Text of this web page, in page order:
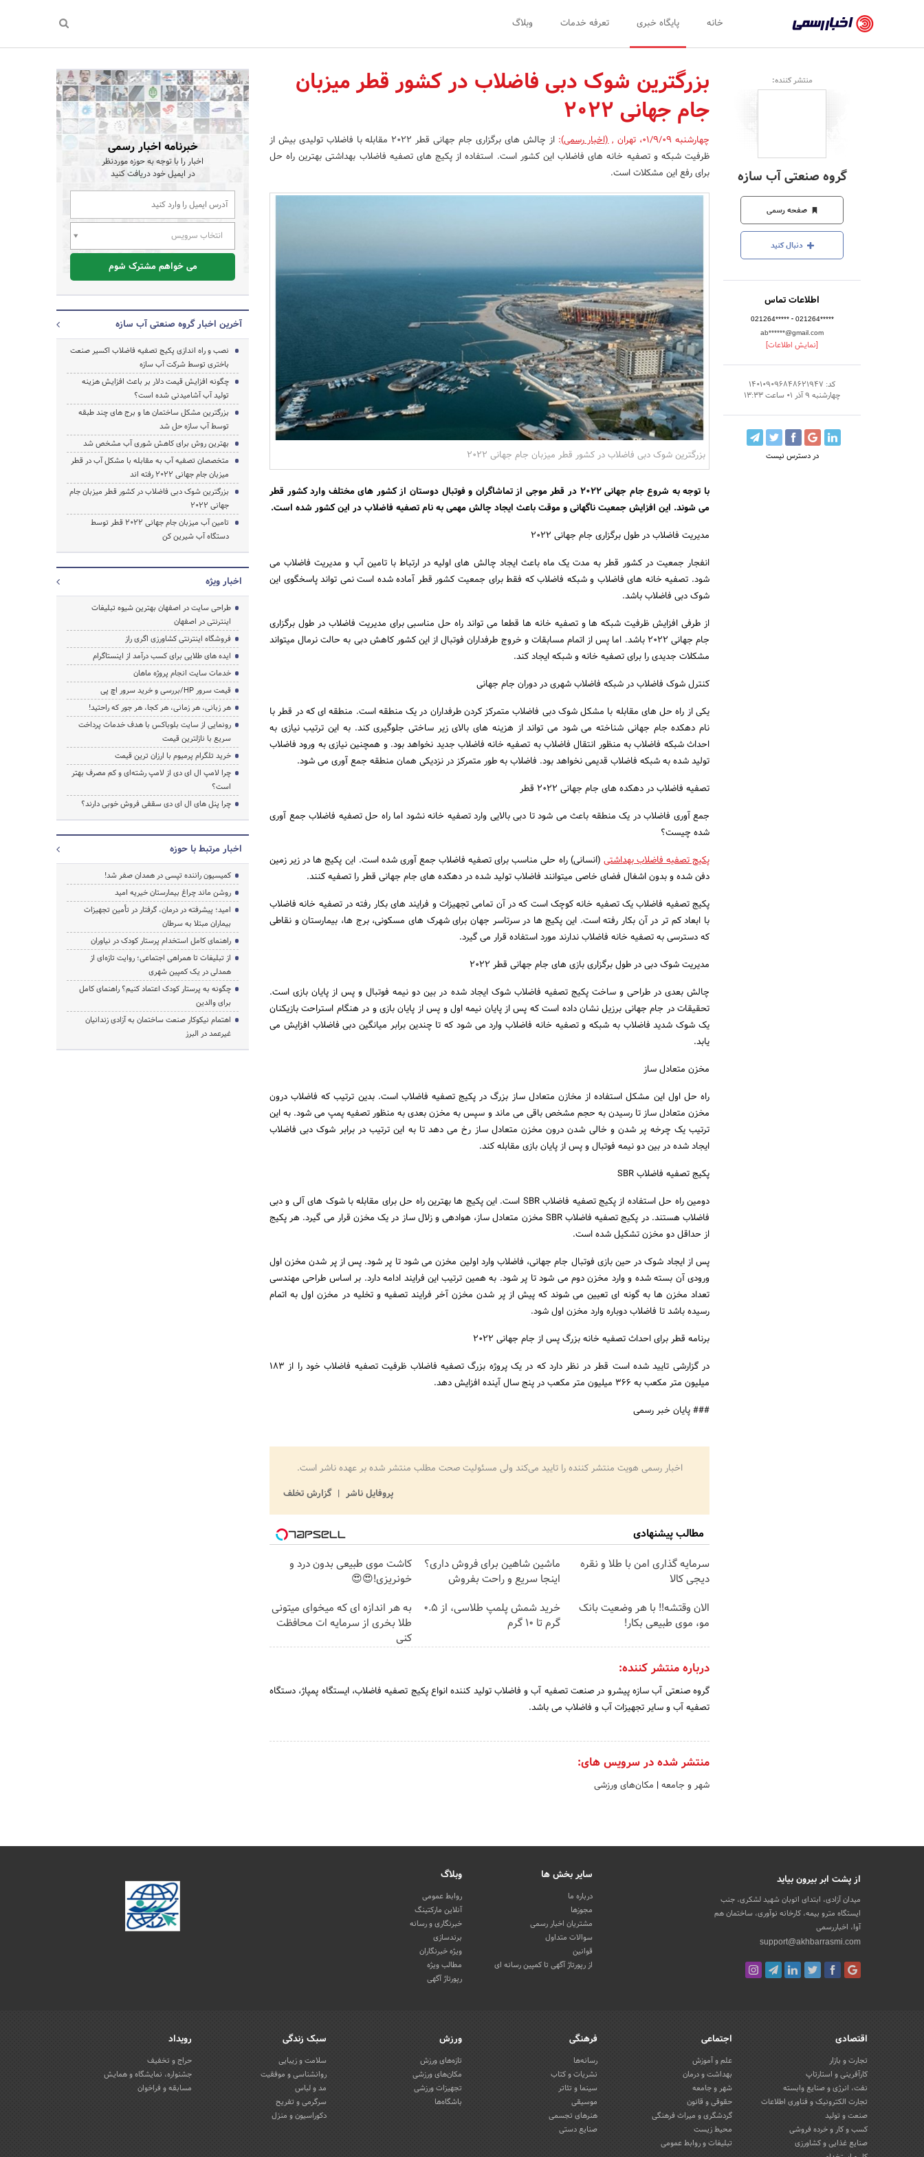
رسمی
-
اخبار
شرکت‌ها،
سازمان‌ها
و
روابط
عمومی‌ها
خانه پایگاه خبری تعرفه خدمات وبلاگ
جستجو
منتشر کننده:
گروه صنعتی آب سازه
صفحه رسمی
دنبال کنید
اطلاعات تماس
021264***** - 021264*****
ab******@gmail.com
[نمایش اطلاعات]
کد: 140109096848621947
چهارشنبه 9 آذر 01 ساعت 13:33
در دسترس نیست
بزرگترین شوک دبی فاضلاب در کشور قطر میزبان
جام جهانی 2022
چهارشنبه 01/9/09 ، تهران ,(اخبار رسمی):
از چالش های برگزاری جام جهانی قطر 2022 مقابله با فاضلاب تولیدی بیش از
ظرفیت شبکه و تصفیه خانه های فاضلاب این کشور است. استفاده از پکیج های تصفیه فاضلاب بهداشتی بهترین راه حل
برای رفع این مشکلات است.
بزرگترین شوک دبی فاضلاب در کشور قطر میزبان جام جهانی 2022
با توجه به شروع جام جهانی 2022 در قطر موجی از تماشاگران و فوتبال دوستان از کشور های مختلف وارد کشور قطر
می شوند. این افزایش جمعیت ناگهانی و موقت باعث ایجاد چالش مهمی به نام تصفیه فاضلاب در این کشور شده است.
مدیریت فاضلاب در طول برگزاری جام جهانی 2022
انفجار جمعیت در کشور قطر به مدت یک ماه باعث ایجاد چالش های اولیه در ارتباط با تامین آب و مدیریت فاضلاب می
شود. تصفیه خانه های فاضلاب و شبکه فاضلاب که فقط برای جمعیت کشور قطر آماده شده است نمی تواند پاسخگوی این
شوک دبی فاضلاب باشد.
از طرفی افزایش ظرفیت شبکه ها و تصفیه خانه ها قطعا می تواند راه حل مناسبی برای مدیریت فاضلاب در طول برگزاری
جام جهانی 2022 باشد. اما پس از اتمام مسابقات و خروج طرفداران فوتبال از این کشور کاهش دبی به حالت نرمال میتواند
مشکلات جدیدی را برای تصفیه خانه و شبکه ایجاد کند.
کنترل شوک فاضلاب در شبکه فاضلاب شهری در دوران جام جهانی
یکی از راه حل های مقابله با مشکل شوک دبی فاضلاب متمرکز کردن طرفداران در یک منطقه است. منطقه ای که در قطر با
نام دهکده جام جهانی شناخته می شود می تواند از هزینه های بالای زیر ساختی جلوگیری کند. به این ترتیب نیازی به
احداث شبکه فاضلاب به منظور انتقال فاضلاب به تصفیه خانه فاضلاب جدید نخواهد بود. و همچنین نیازی به ورود فاضلاب
تولید شده به شبکه فاضلاب قدیمی نخواهد بود. فاضلاب به طور متمرکز در نزدیکی همان منطقه جمع آوری می شود.
تصفیه فاضلاب در دهکده های جام جهانی 2022 قطر
جمع آوری فاضلاب در یک منطقه باعث می شود تا دبی بالایی وارد تصفیه خانه نشود اما راه حل تصفیه فاضلاب جمع آوری
شده چیست؟
پکیج تصفیه فاضلاب بهداشتی (انسانی) راه حلی مناسب برای تصفیه فاضلاب جمع آوری شده است. این پکیج ها در زیر زمین
دفن شده و بدون اشغال فضای خاصی میتوانند فاضلاب تولید شده در دهکده های جام جهانی قطر را تصفیه کنند.
پکیج تصفیه فاضلاب یک تصفیه خانه کوچک است که در آن تمامی تجهیزات و فرایند های بکار رفته در تصفیه خانه فاضلاب
با ابعاد کم تر در آن بکار رفته است. این پکیج ها در سرتاسر جهان برای شهرک های مسکونی، برج ها، بیمارستان و نقاطی
که دسترسی به تصفیه خانه فاضلاب ندارند مورد استفاده قرار می گیرد.
مدیریت شوک دبی در طول برگزاری بازی های جام جهانی قطر 2022
چالش بعدی در طراحی و ساخت پکیج تصفیه فاضلاب شوک ایجاد شده در بین دو نیمه فوتبال و پس از پایان بازی است.
تحقیقات در جام جهانی برزیل نشان داده است که پس از پایان نیمه اول و پس از پایان بازی و در هنگام استراحت بازیکنان
یک شوک شدید فاضلاب به شبکه و تصفیه خانه فاضلاب وارد می شود که تا چندین برابر میانگین دبی فاضلاب افزایش می
یابد.
مخزن متعادل ساز
راه حل اول این مشکل استفاده از مخازن متعادل ساز بزرگ در پکیج تصفیه فاضلاب است. بدین ترتیب که فاضلاب درون
مخزن متعادل ساز تا رسیدن به حجم مشخص باقی می ماند و سپس به مخزن بعدی به منظور تصفیه پمپ می شود. به این
ترتیب یک چرخه پر شدن و خالی شدن درون مخزن متعادل ساز رخ می دهد تا به این ترتیب در برابر شوک دبی فاضلاب
ایجاد شده در بین دو نیمه فوتبال و پس از پایان بازی مقابله کند.
پکیج تصفیه فاضلاب SBR
دومین راه حل استفاده از پکیج تصفیه فاضلاب SBR است. این پکیج ها بهترین راه حل برای مقابله با شوک های آلی و دبی
فاضلاب هستند. در پکیج تصفیه فاضلاب SBR مخزن متعادل ساز، هوادهی و زلال ساز در یک مخزن قرار می گیرد. هر پکیج
از حداقل دو مخزن تشکیل شده است.
پس از ایجاد شوک در حین بازی فوتبال جام جهانی، فاضلاب وارد اولین مخزن می شود تا پر شود. پس از پر شدن مخزن اول
ورودی آن بسته شده و وارد مخزن دوم می شود تا پر شود. به همین ترتیب این فرایند ادامه دارد. بر اساس طراحی مهندسی
تعداد مخزن ها به گونه ای تعیین می شوند که پیش از پر شدن مخزن آخر فرایند تصفیه و تخلیه در مخزن اول به اتمام
رسیده باشد تا فاضلاب دوباره وارد مخزن اول شود.
برنامه قطر برای احداث تصفیه خانه بزرگ پس از جام جهانی 2022
در گزارشی تایید شده است قطر در نظر دارد که در یک پروژه بزرگ تصفیه فاضلاب ظرفیت تصفیه فاضلاب خود را از 183
میلیون متر مکعب به 366 میلیون متر مکعب در پنج سال آینده افزایش دهد.
### پایان خبر رسمی
اخبار رسمی هویت منتشر کننده را تایید می‌کند ولی مسئولیت صحت مطلب منتشر شده بر عهده ناشر است.
پروفایل ناشر
گزارش تخلف
مطالب پیشنهادی
سرمایه گذاری امن با طلا و نقره
دیجی کالا
ماشین شاهین برای فروش داری؟
اینجا سریع و راحت بفروش
کاشت موی طبیعی بدون درد و
خونریزی!😍😍
الان وقتشه‼️ با هر وضعیت بانک
مو، موی طبیعی بکار!
خرید شمش پلمپ طلاسی، از ۰.۵
گرم تا ۱۰ گرم
به هر اندازه ای که میخوای میتونی
طلا بخری از سرمایه ات محافظت
کنی
درباره منتشر کننده:
گروه صنعتی آب سازه پیشرو در صنعت تصفیه آب و فاضلاب تولید کننده انواع پکیج تصفیه فاضلاب، ایستگاه پمپاژ، دستگاه
تصفیه آب و سایر تجهیزات آب و فاضلاب می باشد.
منتشر شده در سرویس های:
شهر و جامعه | مکان‌های ورزشی
خبرنامه اخبار رسمی
اخبار را با توجه به حوزه موردنظر
در ایمیل خود دریافت کنید
انتخاب سرویس
می خواهم مشترک شوم
آخرین اخبار گروه صنعتی آب سازه
نصب و راه اندازی پکیج تصفیه فاضلاب اکسیر صنعت
باختری توسط شرکت آب سازه
چگونه افزایش قیمت دلار بر باعث افزایش هزینه
تولید آب آشامیدنی شده است؟
بزرگترین مشکل ساختمان ها و برج های چند طبقه
توسط آب سازه حل شد
بهترین روش برای کاهش شوری آب مشخص شد
متخصصان تصفیه آب به مقابله با مشکل آب در قطر
میزبان جام جهانی 2022 رفته اند
بزرگترین شوک دبی فاضلاب در کشور قطر میزبان جام
جهانی 2022
تامین آب میزبان جام جهانی 2022 قطر توسط
دستگاه آب شیرین کن
اخبار ویژه
طراحی سایت در اصفهان بهترین شیوه تبلیغات
اینترنتی در اصفهان
فروشگاه اینترنتی کشاورزی اگری راز
ایده های طلایی برای کسب درآمد از اینستاگرام
خدمات سایت انجام پروژه ماهان
قیمت سرور HP/بررسی و خرید سرور اچ پی
هر زبانی، هر زمانی، هر کجا، هر جور که راحتید!
رونمایی از سایت بلوباکس با هدف خدمات پرداخت
سریع با نازلترین قیمت
خرید تلگرام پرمیوم با ارزان ترین قیمت
چرا لامپ ال ای دی از لامپ رشته‌ای و کم مصرف بهتر
است؟
چرا پنل های ال ای دی سقفی فروش خوبی دارند؟
اخبار مرتبط با حوزه
کمیسیون راننده تپسی در همدان صفر شد!
روشن ماند چراغ بیمارستان خیریه امید
امید؛ پیشرفته در درمان، گرفتار در تأمین تجهیزات
بیماران مبتلا به سرطان
راهنمای کامل استخدام پرستار کودک در نیاوران
از تبلیغات تا همراهی اجتماعی؛ روایت تازه‌ای از
همدلی در یک کمپین شهری
چگونه به پرستار کودک اعتماد کنیم؟ راهنمای کامل
برای والدین
اهتمام نیکوکار صنعت ساختمان به آزادی زندانیان
غیرعمد در البرز
از پشت ابر بیرون بیاید
میدان آزادی، ابتدای اتوبان شهید لشکری، جنب
ایستگاه مترو بیمه، کارخانه نوآوری، ساختمان هم
آوا، اخباررسمی
support@akhbarrasmi.com
سایر بخش ها
درباره ما
مجوزها
مشتریان اخبار رسمی
سوالات متداول
قوانین
از رپورتاژ آگهی تا کمپین رسانه ای
وبلاگ
روابط عمومی
آنلاین مارکتینگ
خبرنگاری و رسانه
برندسازی
ویژه خبرنگاران
مطالب ویژه
رپورتاژ آگهی
اقتصادی
تجارت و بازار
کارآفرینی و استارتاپ
نفت، انرژی و صنایع وابسته
تجارت الکترونیک و فناوری اطلاعات
صنعت و تولید
کسب و کار و خرده فروشی
صنایع غذایی و کشاورزی
اجتماعی
علم و آموزش
بهداشت و درمان
شهر و جامعه
حقوقی و قانون
گردشگری و میراث فرهنگی
محیط زیست
تبلیغات و روابط عمومی
فرهنگی
رسانه‌ها
نشریات و کتاب
سینما و تئاتر
موسیقی
هنرهای تجسمی
صنایع دستی
ورزش
تازه‌های ورزش
مکان‌های ورزشی
تجهیزات ورزشی
باشگاه‌ها
سبک زندگی
سلامت و زیبایی
روانشناسی و موفقیت
مد و لباس
سرگرمی و تفریح
دکوراسیون و منزل
رویداد
حراج و تخفیف
جشنواره، نمایشگاه و همایش
مسابقه و فراخوان